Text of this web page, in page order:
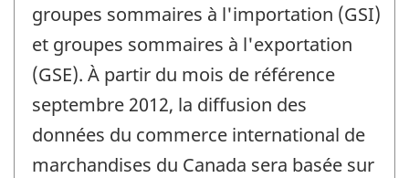
groupes sommaires à l'importation (GSI)
et groupes sommaires à l'exportation
(GSE). À partir du mois de référence
septembre 2012, la diffusion des
données du commerce international de
marchandises du Canada sera basée sur